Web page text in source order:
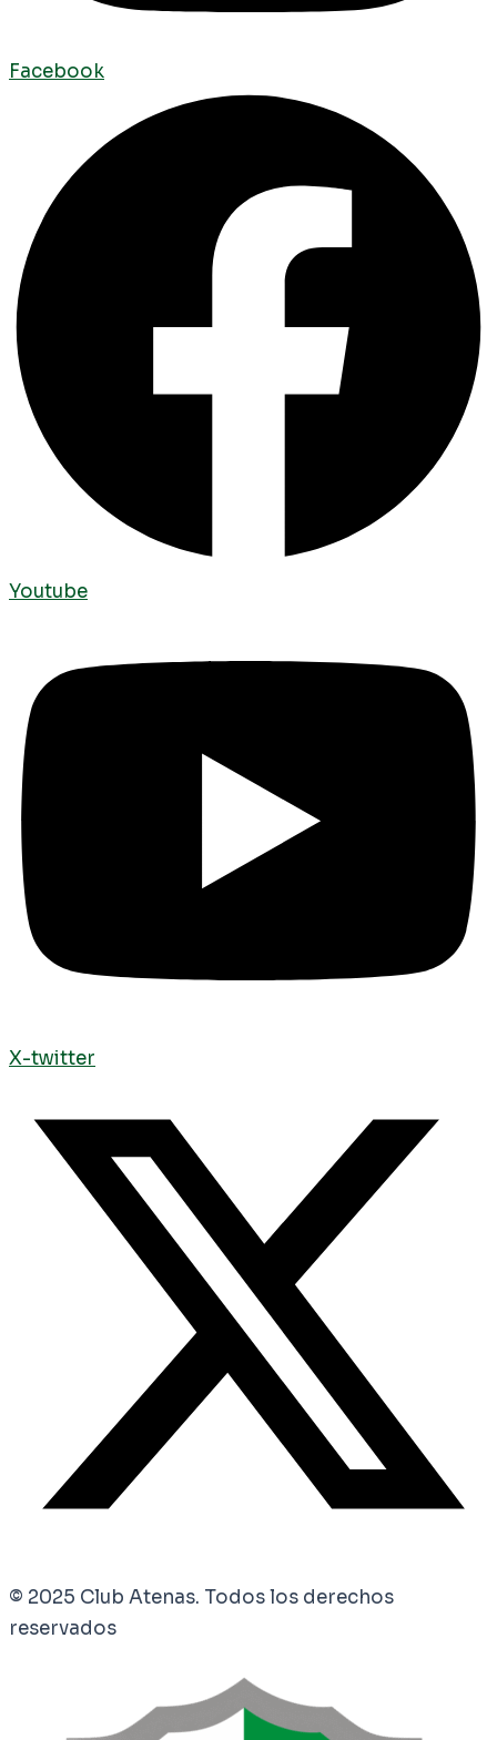
Facebook
Youtube
X-twitter
© 2025 Club Atenas. Todos los derechos
reservados